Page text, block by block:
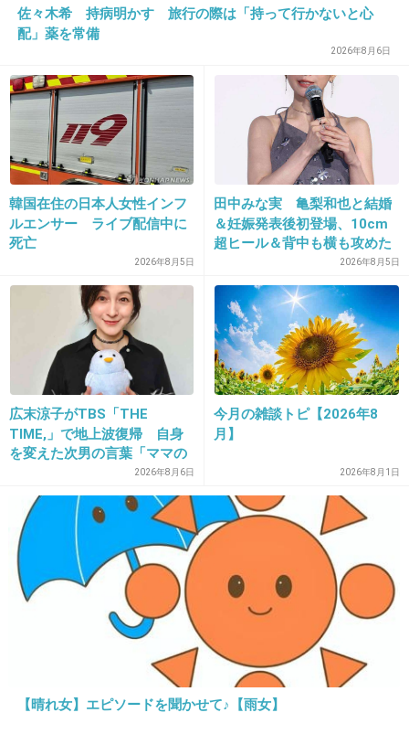
海の中でオシッコ
-24
2015/07/28(火) 17:24:22
洗濯バサミが役立つ
+12 -5
2015/07/28(火) 17:24:32
クラゲに刺されたくなくて海中で足をバタバタ
+27 -3
19. 匿名 2015/07/28(火) 17:24:38
気づいたら自分が元居た場所（荷物とか置いて
る場所）から結構流されててビックリする
+113
20. 匿名 2015/07/28(火) 17:24:58
着替えの時に汗でパンツが上手く上がらずイラ
+132
佐々木希 持病明かす 旅行の際は「持って行かないと心
配」薬を常備
2026年8月6日
韓国在住の日本人女性インフ
ルエンサー ライブ配信中に
死亡
2026年8月5日
田中みな実 亀梨和也と結婚
＆妊娠発表後初登場、10cm
超ヒール＆背中も横も攻めた
ドレスで祝福に笑顔「ありが
とうございます」おなかふっ
くら
2026年8月5日
広末涼子がTBS「THE
TIME,」で地上波復帰 自身
を変えた次男の言葉「ママの
ファンの人なら、知りたいん
じゃないか」
2026年8月6日
今月の雑談トピ【2026年8
月】
2026年8月1日
【晴れ女】エピソードを聞かせて♪【雨女】